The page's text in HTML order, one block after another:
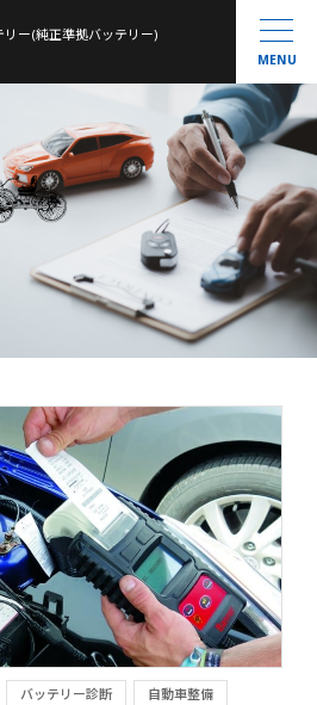
ー(純正準拠バッテリー)
農機・建機用
MENU
バッテリー診断 自動車整備